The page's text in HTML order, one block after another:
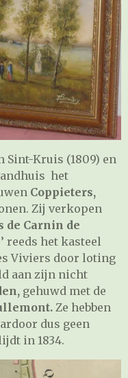
Sint-Kruis (1809) en
het
Coppieters,
Zij verkopen
de Carnin de
reeds het kasteel
Viviers door loting
aan zijn nicht
gehuwd met de
Ze hebben
dus geen
in 1834.